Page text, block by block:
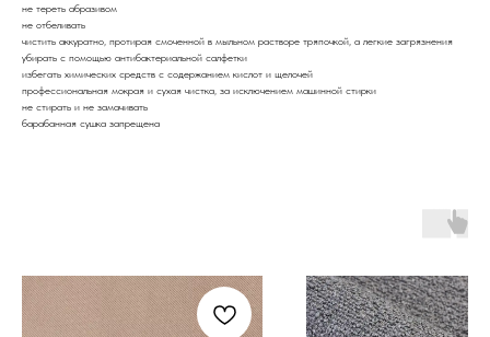
не тереть абразивом
не отбеливать
чистить аккуратно, протирая смоченной в мыльном растворе тряпочкой, а легкие загрязнения
убирать с помощью антибактериальной салфетки
избегать химических средств с содержанием кислот и щелочей
профессиональная мокрая и сухая чистка, за исключением машинной стирки
не стирать и не замачивать
барабанная сушка запрещена